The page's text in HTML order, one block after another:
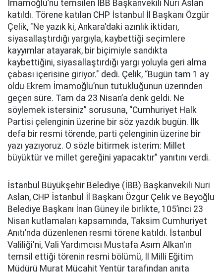
İmamoğlu’nu temsilen İBB Başkanvekili Nuri Aslan
katıldı. Törene katılan CHP İstanbul İl Başkanı Özgür
Çelik, "Ne yazık ki, Ankara'daki azınlık iktidarı,
siyasallaştırdığı yargıyla, kaybettiği seçimlere
kayyımlar atayarak, bir biçimiyle sandıkta
kaybettiğini, siyasallaştırdığı yargı yoluyla geri alma
çabası içerisine giriyor." dedi. Çelik, “Bugün tam 1 ay
oldu Ekrem İmamoğlu’nun tutukluğunun üzerinden
geçen süre. Tam da 23 Nisan’a denk geldi. Ne
söylemek istersiniz” sorusuna, “Cumhuriyet Halk
Partisi çelenginin üzerine bir söz yazdık bugün. İlk
defa bir resmi törende, parti çelenginin üzerine bir
yazı yazıyoruz. O sözle bitirmek isterim: Millet
büyüktür ve millet gereğini yapacaktır” yanıtını verdi.
İstanbul Büyükşehir Belediye (İBB) Başkanvekili Nuri
Aslan, CHP İstanbul İl Başkanı Özgür Çelik ve Beyoğlu
Belediye Başkanı İnan Güney ile birlikte, 105’inci 23
Nisan kutlamaları kapsamında, Taksim Cumhuriyet
Anıtı’nda düzenlenen resmi törene katıldı. İstanbul
Valiliği'ni, Vali Yardımcısı Mustafa Asım Alkan'ın
temsil ettiği törenin resmi bölümü, İl Milli Eğitim
Müdürü Murat Mücahit Yentür tarafından anıta